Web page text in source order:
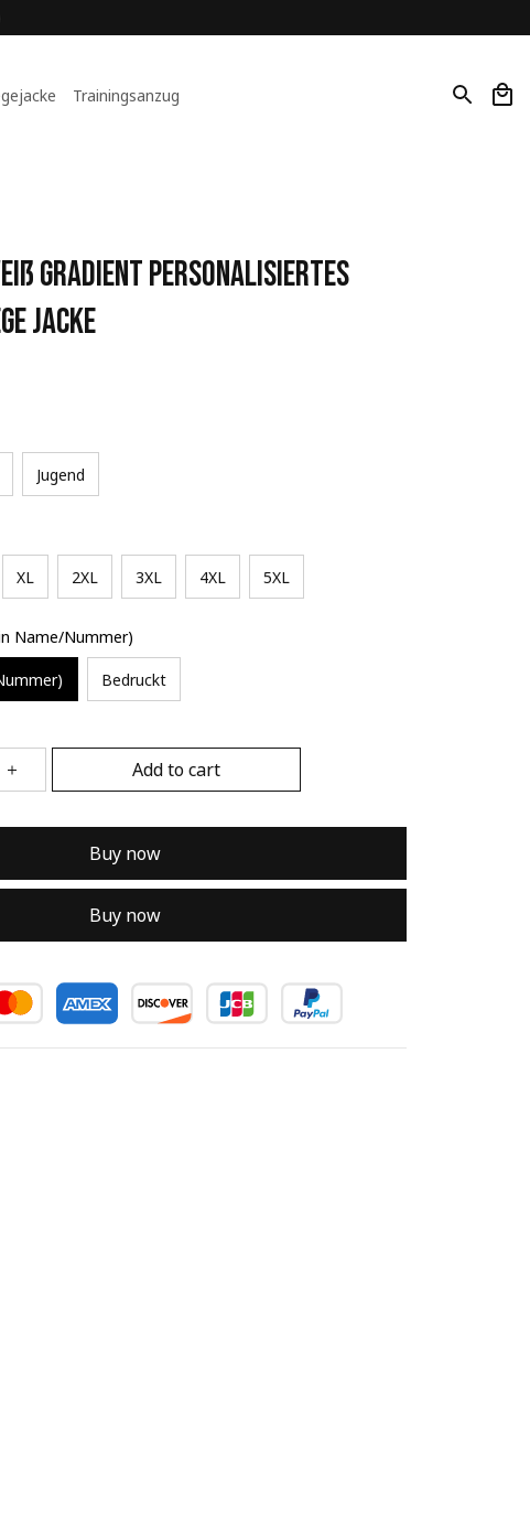
Trainingsanzug
Gradient Personalisiertes
Jacke
Jugend
XL 2XL 3XL 4XL 5XL
Name/Nummer)
Bedruckt
Add to cart
Buy now
Buy now